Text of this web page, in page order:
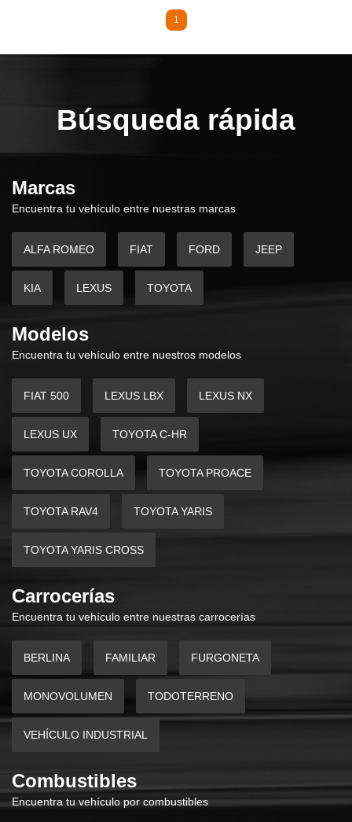
1
Búsqueda rápida
Marcas
Encuentra tu vehículo entre nuestras marcas
ALFA ROMEO FIAT FORD JEEP
KIA LEXUS TOYOTA
Modelos
Encuentra tu vehículo entre nuestros modelos
FIAT 500 LEXUS LBX LEXUS NX
LEXUS UX TOYOTA C-HR
TOYOTA COROLLA TOYOTA PROACE
TOYOTA RAV4 TOYOTA YARIS
TOYOTA YARIS CROSS
Carrocerías
Encuentra tu vehículo entre nuestras carrocerías
BERLINA FAMILIAR FURGONETA
MONOVOLUMEN TODOTERRENO
VEHÍCULO INDUSTRIAL
Combustibles
Encuentra tu vehículo por combustibles